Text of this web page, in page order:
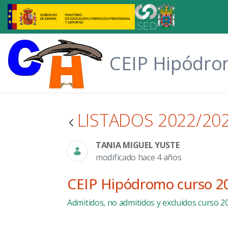
Saltar al contenido principal
CEIP
LISTADOS 2022/
TANIA MIGUEL YUSTE
modificado hace 4 años
CEIP Hipódromo curso
Admitidos, no admitidos y excluidos curso